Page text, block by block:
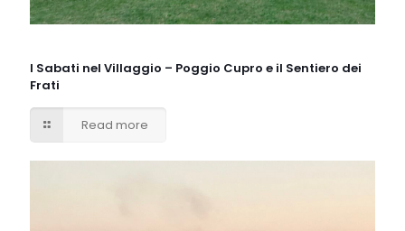
I Sabati nel Villaggio – Poggio Cupro e il Sentiero dei
Frati
Read more